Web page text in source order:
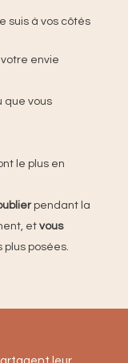
suis à vos côtés
envie
que vous
le plus en
pendant la
et vous
posées.